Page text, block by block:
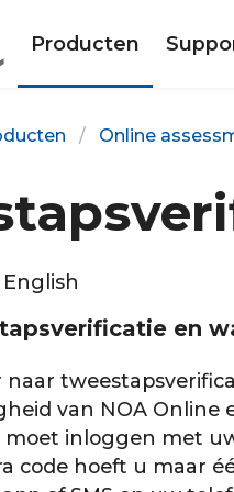
Producten
Online
en
naar
van NOA
inloggen met
code hoeft u maar